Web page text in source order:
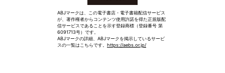
ABJマークは、この電子書店・電子書籍配信サービス
が、著作権者からコンテンツ使用許諾を得た正規版配
信サービスであることを示す登録商標（登録番号 第
6091713号）です。
ABJマークの詳細、ABJマークを掲示しているサービ
スの一覧はこちらです。 https://aebs.or.jp/